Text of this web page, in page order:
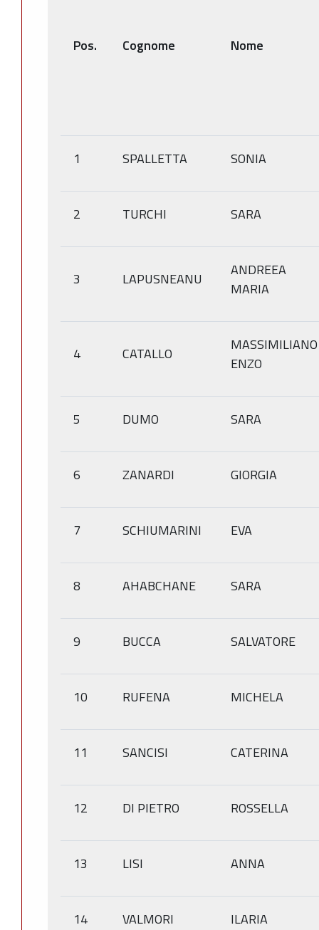
Pos. Cognome Nome
1 SPALLETTA SONIA
2 TURCHI SARA
3 LAPUSNEANU
ANDREEA
MARIA
4 CATALLO
MASSIMILIANO
ENZO
5 DUMO SARA
6 ZANARDI GIORGIA
7 SCHIUMARINI EVA
8 AHABCHANE SARA
9 BUCCA SALVATORE
10 RUFENA MICHELA
11 SANCISI CATERINA
12 DI PIETRO ROSSELLA
13 LISI ANNA
14 VALMORI ILARIA